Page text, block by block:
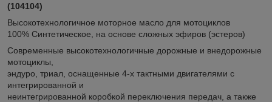
(104104)
Высокотехнологичное моторное масло для мотоциклов
100% Синтетическое, на основе сложных эфиров (эстеров)
Современные высокотехнологичные дорожные и внедорожные
мотоциклы,
эндуро, триал, оснащенные 4-х тактными двигателями с
интегрированной и
неинтегрированной коробкой переключения передач, а также